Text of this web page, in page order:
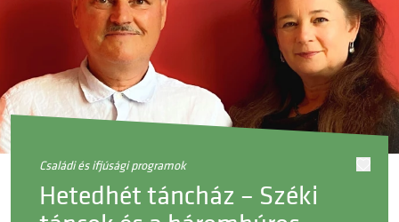
családi és ifjúsági programok
Hetedhét táncház – Széki